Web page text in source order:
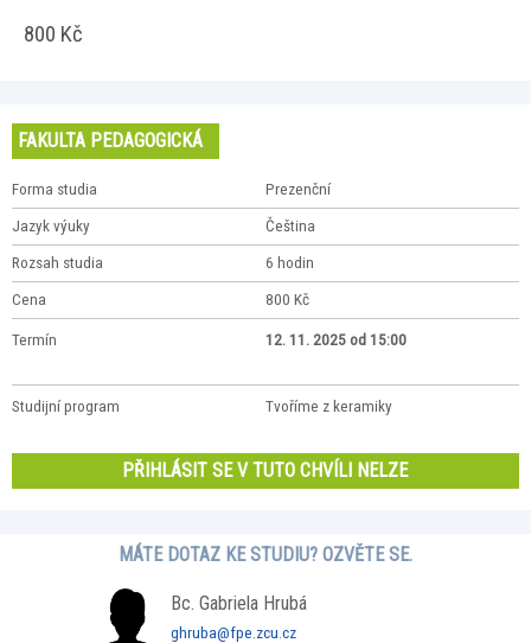
800 Kč
FAKULTA PEDAGOGICKÁ
Forma studia Prezenční
Jazyk výuky Čeština
Rozsah studia 6 hodin
Cena 800 Kč
Termín 12. 11. 2025 od 15:00
Studijní program Tvoříme z keramiky
PŘIHLÁSIT SE V TUTO CHVÍLI NELZE
MÁTE DOTAZ KE STUDIU? OZVĚTE SE.
Bc. Gabriela Hrubá
ghruba@fpe.zcu.cz